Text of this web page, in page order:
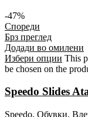
-47%
Спореди
Брз преглед
Додади во омилени
Избери опции This
be chosen on the
Speedo Slides
Speedo, Обувки,